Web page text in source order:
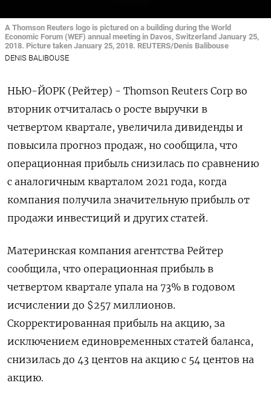
A Thomson Reuters logo is pictured on a building during the World
Economic Forum (WEF) annual meeting in Davos, Switzerland January 25,
2018. Picture taken January 25, 2018. REUTERS/Denis Balibouse
DENIS BALIBOUSE
НЬЮ-ЙОРК (Рейтер) - Thomson Reuters Corp во
вторник отчиталась о росте выручки в
четвертом квартале, увеличила дивиденды и
повысила прогноз продаж, но сообщила, что
операционная прибыль снизилась по сравнению
с аналогичным кварталом 2021 года, когда
компания получила значительную прибыль от
продажи инвестиций и других статей.
Материнская компания агентства Рейтер
сообщила, что операционная прибыль в
четвертом квартале упала на 73% в годовом
исчислении до $257 миллионов.
Скорректированная прибыль на акцию, за
исключением единовременных статей баланса,
снизилась до 43 центов на акцию с 54 центов на
акцию.